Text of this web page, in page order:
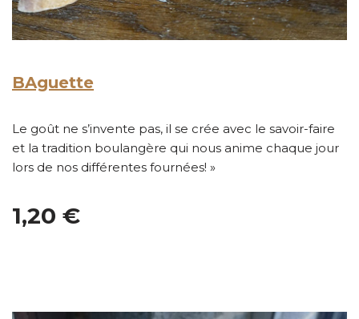
BAguette
Le goût ne s’invente pas, il se crée avec le savoir-faire
et la tradition boulangère qui nous anime chaque jour
lors de nos différentes fournées! »
1,20 €